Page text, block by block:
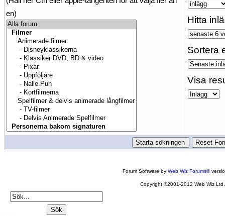
en)
Hitta
Sortera
Visa
Forum Software byWeb Wiz Forums®
Copyright ©2001-2012 Web Wiz Ltd.